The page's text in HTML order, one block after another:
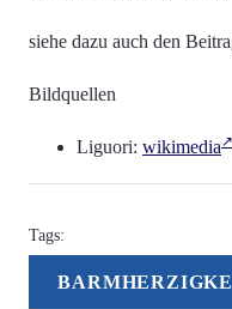
siehe dazu auch den
Bildquellen
Liguori: wikimedia
Tags: